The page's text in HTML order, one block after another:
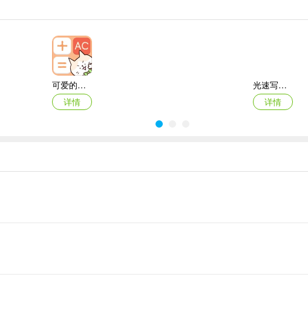
风险。
往往并非易事，但有了它就变得简单多了：迈克菲为您提供防范诈骗短信和邮
可爱的计算器iOS
详情
光速写作苹果版
详情
海康智存苹果版
迅雷浏览器苹果版